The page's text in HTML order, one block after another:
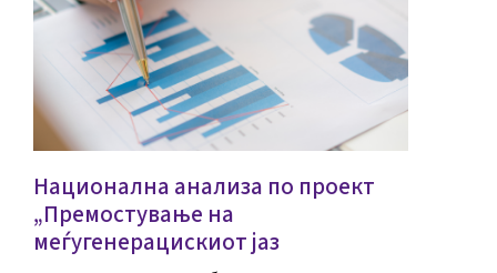
Национална анализа по проект
„Премостување на
меѓугенерацискиот јаз